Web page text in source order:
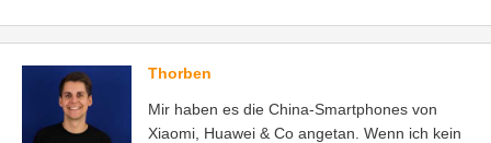
Thorben
Mir haben es die China-Smartphones von
Xiaomi, Huawei & Co angetan. Wenn ich kein